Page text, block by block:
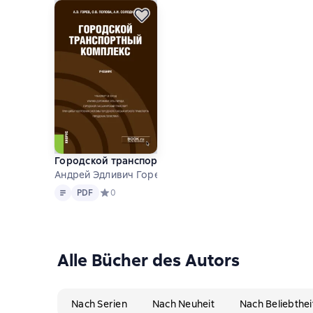
Городской транспортный комплекс. (Бакалавриат).
Андрей Эдливич Горев u.a.
Text PDF
PDF Средний рейтинг 0 на основе 0 оценок
0
Alle Bücher des Autors
Nach Serien Nach Neuheit Nach